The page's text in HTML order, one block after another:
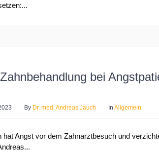
bei
By Dr. med. Andreas Jauch InAllgemein
Angst vor dem Zahnarztbesuch und